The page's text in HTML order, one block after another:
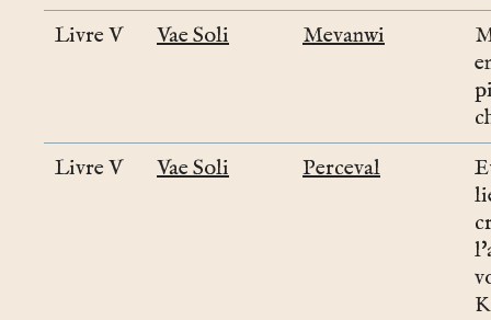
Livre V
Vae Soli Mevanwi
Livre V
Vae Soli Perceval